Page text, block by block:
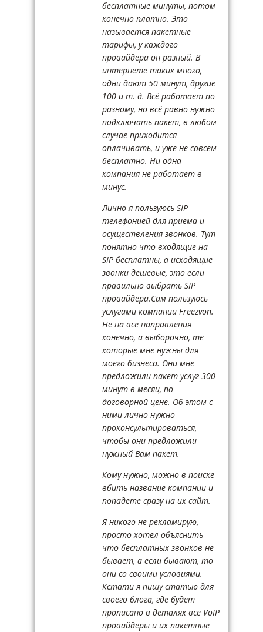
бесплатные минуты, потом
конечно платно. Это
называется пакетные
тарифы, у каждого
провайдера он разный. В
интернете таких много,
одни дают 50 минут, другие
100 и т. д. Всё работает по
разному, но всё равно нужно
подключать пакет, в любом
случае приходится
оплачивать, и уже не совсем
бесплатно. Ни одна
компания не работает в
минус.
Лично я пользуюсь SIP
телефонией для приема и
осуществления звонков. Тут
понятно что входящие на
SIP бесплатны, а исходящие
звонки дешевые, это если
правильно выбрать SIP
провайдера.Сам пользуюсь
услугами компании Freezvon.
Не на все направления
конечно, а выборочно, те
которые мне нужны для
моего бизнеса. Они мне
предложили пакет услуг 300
минут в месяц, по
договорной цене. Об этом с
ними лично нужно
проконсультироваться,
чтобы они предложили
нужный Вам пакет.
Кому нужно, можно в поиске
вбить название компании и
попадете сразу на их сайт.
Я никого не рекламирую,
просто хотел объяснить
что бесплатных звонков не
бывает, а если бывают, то
они со своими условиями.
Кстати я пишу статью для
своего блога, где будет
прописано в деталях все VoIP
провайдеры и их пакетные